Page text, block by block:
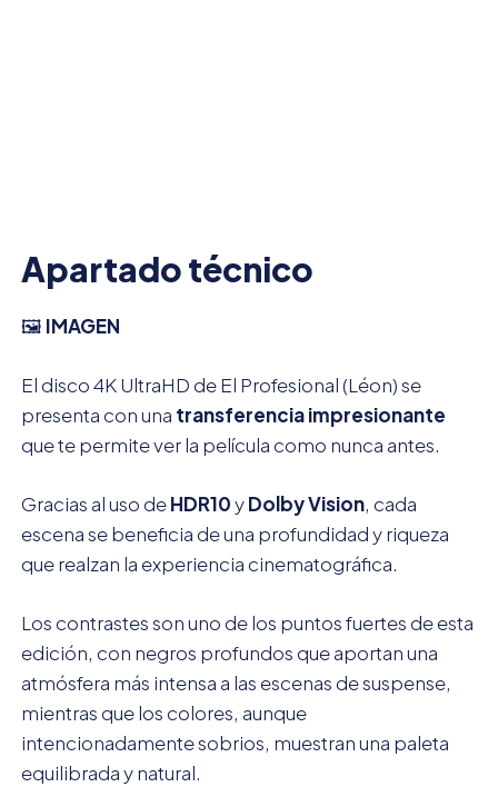
Apartado técnico
🖼️ IMAGEN
El disco 4K UltraHD de El Profesional (Léon) se
presenta con una transferencia impresionante
que te permite ver la película como nunca antes.
Gracias al uso deHDR10yDolby Vision, cada
escena se beneficia de una profundidad y riqueza
que realzan la experiencia cinematográfica.
Los contrastes son uno de los puntos fuertes de esta
edición, con negros profundos que aportan una
atmósfera más intensa a las escenas de suspense,
mientras que los colores, aunque
intencionadamente sobrios, muestran una paleta
equilibrada y natural.